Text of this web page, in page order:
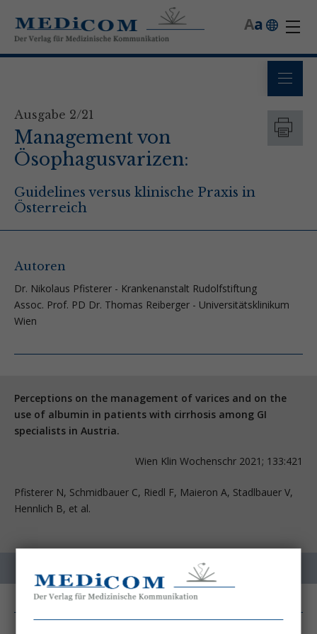
a
A
Ausgabe 2/21
Management von
Ösophagusvarizen:
Guidelines versus klinische Praxis in
Österreich
Autoren
Dr. Nikolaus Pfisterer - Krankenanstalt Rudolfstiftung
Assoc. Prof. PD Dr. Thomas Reiberger - Universitätsklinikum
Wien
Perceptions on the management of varices and on the
use of albumin in patients with cirrhosis among GI
specialists in Austria.
Wien Klin Wochenschr 2021; 133:421
Pfisterer N, Schmidbauer C, Riedl F, Maieron A, Stadlbauer V,
Hennlich B, et al.